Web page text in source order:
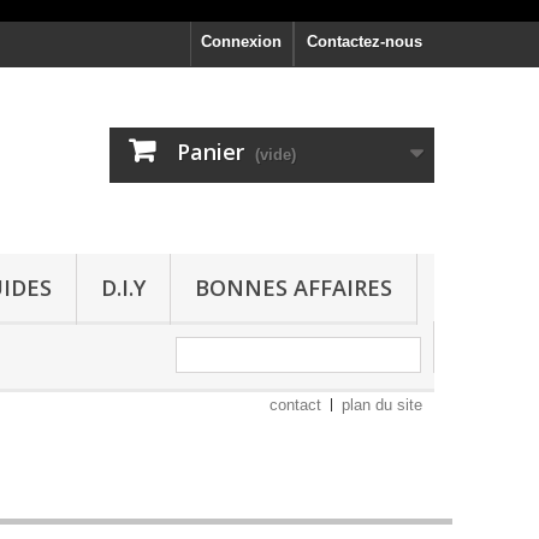
Contactez-nous
Connexion
Panier (vide)
D.I.Y BONNES AFFAIRES
contact plan du site